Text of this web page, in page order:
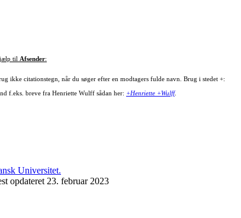
til Afsender:
ikke citationstegn, når du søger efter en modtagers fulde navn. Brug i stedet +:
f.eks. breve fra Henriette Wulff sådan her: +Henriette +Wulff.
opdateret 23. februar 2023